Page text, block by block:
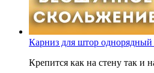
Карниз для штор однорядный
Крепится как на стену так и